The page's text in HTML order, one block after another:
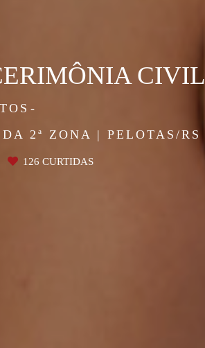
2ª ZONA | PELOTAS/RS
CIVIL
126 CURTIDAS